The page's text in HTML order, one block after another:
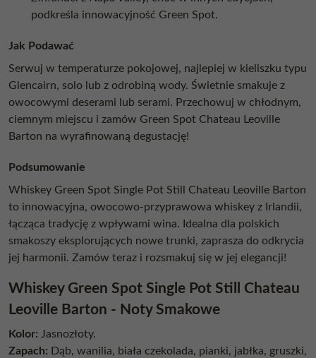
podkreśla innowacyjność Green Spot.
Jak Podawać
Serwuj w temperaturze pokojowej, najlepiej w kieliszku typu
Glencairn, solo lub z odrobiną wody. Świetnie smakuje z
owocowymi deserami lub serami. Przechowuj w chłodnym,
ciemnym miejscu i zamów Green Spot Chateau Leoville
Barton na wyrafinowaną degustację!
Podsumowanie
Whiskey Green Spot Single Pot Still Chateau Leoville Barton
to innowacyjna, owocowo-przyprawowa whiskey z Irlandii,
łącząca tradycję z wpływami wina. Idealna dla polskich
smakoszy eksplorujących nowe trunki, zaprasza do odkrycia
jej harmonii. Zamów teraz i rozsmakuj się w jej elegancji!
Whiskey Green Spot Single Pot Still Chateau
Leoville Barton - Noty Smakowe
Kolor: Jasnozłoty.
Zapach: Dąb, wanilia, biała czekolada, pianki, jabłka, gruszki,